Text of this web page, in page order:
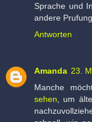
Sprache und
andere
Antworten
Amanda 23.
Manche
sehen , um